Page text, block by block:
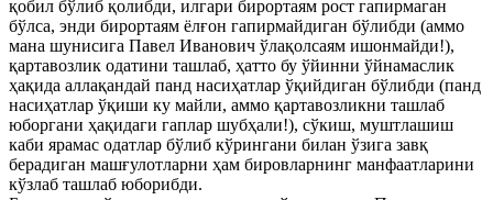
қобил бўлиб қолибди, илгари бирортаям рост гапирмаган
бўлса, энди бирортаям ёлғон гапирмайдиган бўлибди (аммо
мана шунисига Павел Иванович ўлақолсаям ишонмайди!),
қартавозлик одатини ташлаб, ҳатто бу ўйинни ўйнамаслик
ҳақида аллақандай панд насиҳатлар ўқийдиган бўлибди (панд
насиҳатлар ўқиши ку майли, аммо қартавозликни ташлаб
юборгани ҳақидаги гаплар шубҳали!), сўкиш, муштлашиш
каби ярамас одатлар бўлиб кўрингани билан ўзига завқ
берадиган машғулотларни ҳам бировларнинг манфаатларини
кўзлаб ташлаб юборибди.